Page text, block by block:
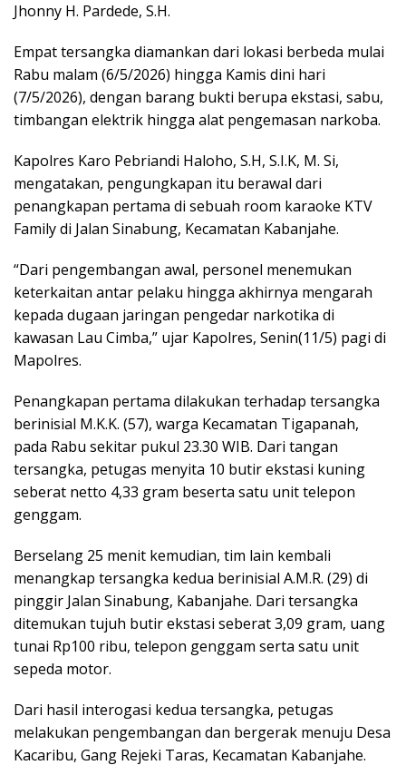
Jhonny H. Pardede, S.H.
Empat tersangka diamankan dari lokasi berbeda mulai
Rabu malam (6/5/2026) hingga Kamis dini hari
(7/5/2026), dengan barang bukti berupa ekstasi, sabu,
timbangan elektrik hingga alat pengemasan narkoba.
Kapolres Karo Pebriandi Haloho, S.H, S.I.K, M. Si,
mengatakan, pengungkapan itu berawal dari
penangkapan pertama di sebuah room karaoke KTV
Family di Jalan Sinabung, Kecamatan Kabanjahe.
“Dari pengembangan awal, personel menemukan
keterkaitan antar pelaku hingga akhirnya mengarah
kepada dugaan jaringan pengedar narkotika di
kawasan Lau Cimba,” ujar Kapolres, Senin(11/5) pagi di
Mapolres.
Penangkapan pertama dilakukan terhadap tersangka
berinisial M.K.K. (57), warga Kecamatan Tigapanah,
pada Rabu sekitar pukul 23.30 WIB. Dari tangan
tersangka, petugas menyita 10 butir ekstasi kuning
seberat netto 4,33 gram beserta satu unit telepon
genggam.
Berselang 25 menit kemudian, tim lain kembali
menangkap tersangka kedua berinisial A.M.R. (29) di
pinggir Jalan Sinabung, Kabanjahe. Dari tersangka
ditemukan tujuh butir ekstasi seberat 3,09 gram, uang
tunai Rp100 ribu, telepon genggam serta satu unit
sepeda motor.
Dari hasil interogasi kedua tersangka, petugas
melakukan pengembangan dan bergerak menuju Desa
Kacaribu, Gang Rejeki Taras, Kecamatan Kabanjahe.